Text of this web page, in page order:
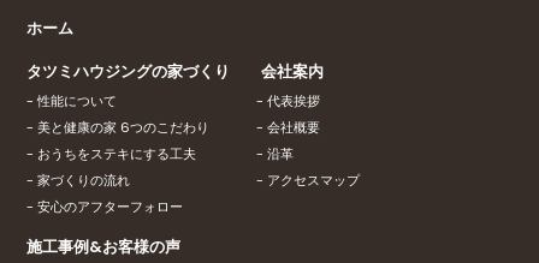
ホーム
タツミハウジングの家づくり
会社案内
性能について
代表挨拶
美と健康の家 6つのこだわり
会社概要
おうちをステキにする工夫
沿革
家づくりの流れ
アクセスマップ
安心のアフターフォロー
施工事例&お客様の声